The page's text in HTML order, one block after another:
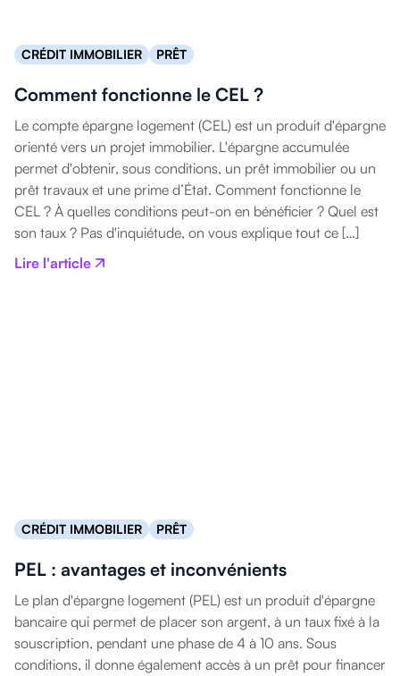
CRÉDIT IMMOBILIER PRÊT
Comment fonctionne le CEL ?
Le compte épargne logement (CEL) est un produit d'épargne
orienté vers un projet immobilier. L'épargne accumulée
permet d'obtenir, sous conditions, un prêt immobilier ou un
prêt travaux et une prime d’État. Comment fonctionne le
CEL ? À quelles conditions peut-on en bénéficier ? Quel est
son taux ? Pas d'inquiétude, on vous explique tout ce […]
Lire l'article
CRÉDIT IMMOBILIER PRÊT
PEL : avantages et inconvénients
Le plan d'épargne logement (PEL) est un produit d'épargne
bancaire qui permet de placer son argent, à un taux fixé à la
souscription, pendant une phase de 4 à 10 ans. Sous
conditions, il donne également accès à un prêt pour financer